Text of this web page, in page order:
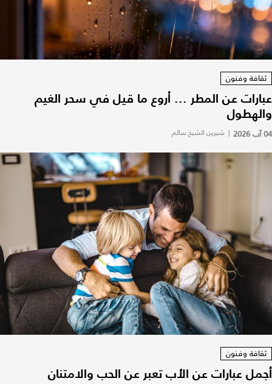
ثقافة وفنون
عبارات عن المطر ... أروع ما قيل في سحر الغيم
والهطول
04 آب 2026 | شيرين الشيخ سالم
ثقافة وفنون
أجمل عبارات عن الأب تعبر عن الحب والامتنان